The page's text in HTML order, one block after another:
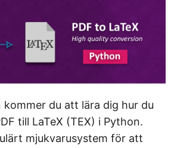
kommer du att lära dig hur du
till LaTeX (TEX) i Python.
mjukvarusystem för att